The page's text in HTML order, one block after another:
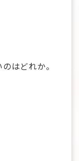
はどれか。